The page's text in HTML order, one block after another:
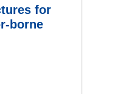
for
borne